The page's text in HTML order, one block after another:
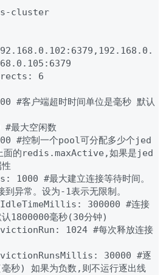
面的redis.maxActive,如果是jed
到异常。设为-1表示无限制。
1800000毫秒(30分钟)
毫秒) 如果为负数,则不运行逐出线